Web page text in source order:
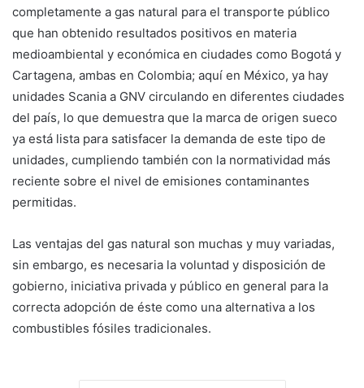
completamente a gas natural para el transporte público
que han obtenido resultados positivos en materia
medioambiental y económica en ciudades como Bogotá y
Cartagena, ambas en Colombia; aquí en México, ya hay
unidades Scania a GNV circulando en diferentes ciudades
del país, lo que demuestra que la marca de origen sueco
ya está lista para satisfacer la demanda de este tipo de
unidades, cumpliendo también con la normatividad más
reciente sobre el nivel de emisiones contaminantes
permitidas.
Las ventajas del gas natural son muchas y muy variadas,
sin embargo, es necesaria la voluntad y disposición de
gobierno, iniciativa privada y público en general para la
correcta adopción de éste como una alternativa a los
combustibles fósiles tradicionales.